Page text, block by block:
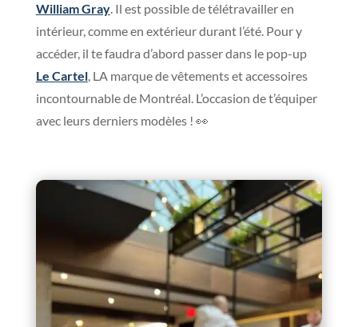
William Gray. Il est possible de télétravailler en
intérieur, comme en extérieur durant l’été. Pour y
accéder, il te faudra d’abord passer dans le pop-up
Le Cartel, LA marque de vêtements et accessoires
incontournable de Montréal. L’occasion de t’équiper
avec leurs derniers modèles ! 👀